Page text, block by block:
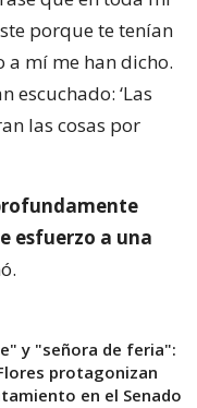
porque te tenían
a mí me han dicho.
escuchado: ‘Las
las cosas por
esfuerzo a una
y "señora de feria":
protagonizan
en el Senado